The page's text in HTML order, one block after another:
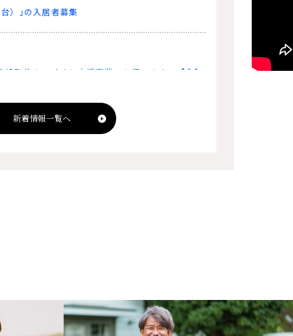
）｣の入居者募集
峰町住まいづくり応援事業』を行います。【令和
京）に参加します！
新着情報一覧へ